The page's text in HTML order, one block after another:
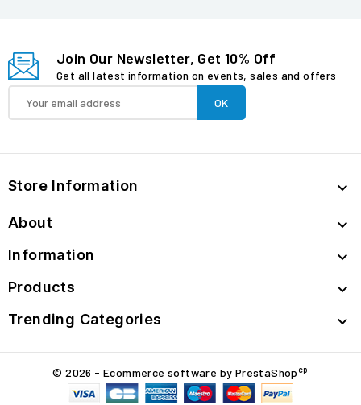
Join Our Newsletter, Get 10% Off
Get all latest information on events, sales and offers
Store Information 
About 
Information 
Products 
Trending Categories 
© 2026 - Ecommerce software by PrestaShop cp